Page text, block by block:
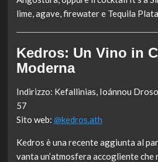
lime, agave, firewater e Tequila Plata.
Kedros: Un Vino in
Moderna
Indirizzo: Kefallinias, Ioánnou
57
Sito web: @kedros.ath
Kedros è una recente aggiunta al
vanta un’atmosfera accogliente che